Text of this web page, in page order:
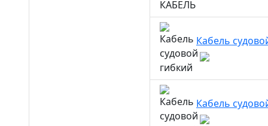
Кабель
Кабель